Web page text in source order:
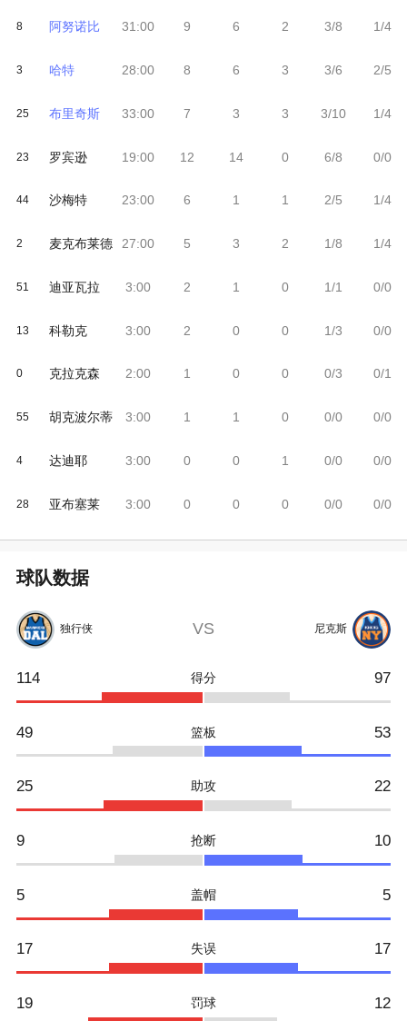
8 阿努诺比
3 哈特
25 布里奇斯
23 罗宾逊
44 沙梅特
2 麦克布莱德
51 迪亚瓦拉
13 科勒克
0 克拉克森
55 胡克波尔蒂
4 达迪耶
28 亚布塞莱
31:00
28:00
33:00
19:00
23:00
27:00
3:00
3:00
2:00
3:00
3:00
3:00
9
8
7
12
6
5
2
2
1
1
0
0
6
6
3
14
1
3
1
0
0
1
0
0
2
3
3
0
1
2
0
0
0
0
1
0
3/8
3/6
3/10
6/8
2/5
1/8
1/1
1/3
0/3
0/0
0/0
0/0
1/4
2/5
1/4
0/0
1/4
1/4
0/0
0/0
0/1
0/0
0/0
0/0
球队数据
独行侠 VS 尼克斯
114 得分 97
49 篮板 53
25 助攻 22
9 抢断 10
5 盖帽 5
17 失误 17
19 罚球 12